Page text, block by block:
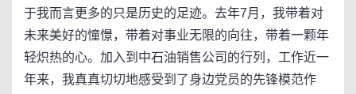
于我而言更多的只是历史的足迹。去年7月，我带着对
未来美好的憧憬，带着对事业无限的向往，带着一颗年
轻炽热的心。加入到中石油销售公司的行列，工作近一
年来，我真真切切地感受到了身边党员的先锋模范作